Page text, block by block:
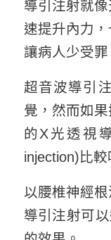
導引注射就
速提升內力
讓病人少受罪
超音波導引
覺，然而如
的X光透視
injection)比較
以腰椎神經
導引注射可